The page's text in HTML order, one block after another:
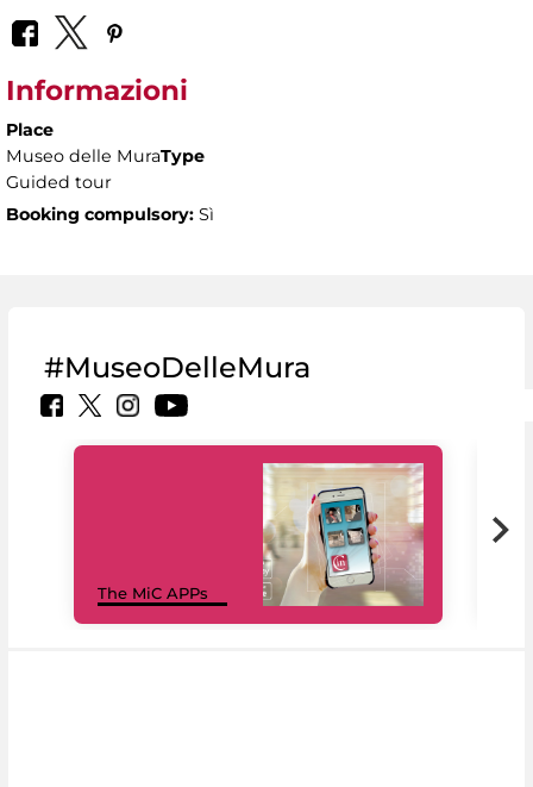
Informazioni
Place
Museo delle MuraType
Guided tour
Booking compulsory: Sì
#MuseoDelleMura
The MiC APPs